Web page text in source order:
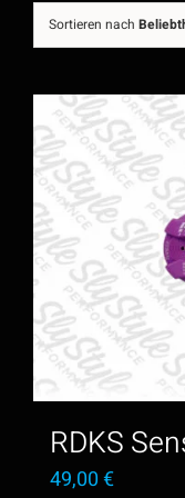
Sortieren nach
RDKS
49,00€